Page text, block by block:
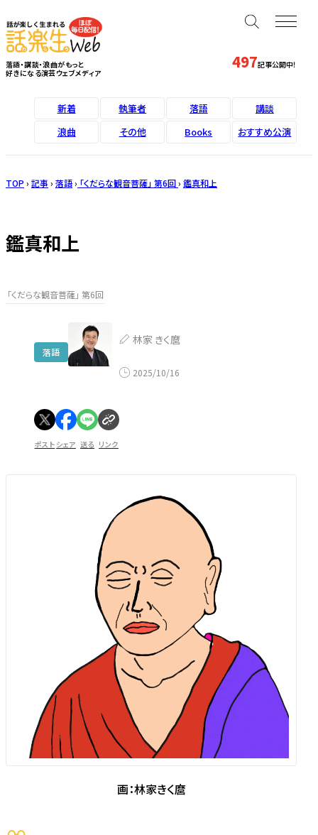
497記事公開中！
落語・講談・浪曲がもっと
好きになる演芸ウェブメディア
新着 執筆者 落語
講談
浪曲
その他 Books おすすめ公演
TOP › 記事 › 落語› 「くだらな観音菩薩」 第6回› 鑑真和上
鑑真和上
「くだらな観音菩薩」 第6回
落語
林家 きく麿
2025/10/16
ポスト シェア 送る リンク
画：林家きく麿